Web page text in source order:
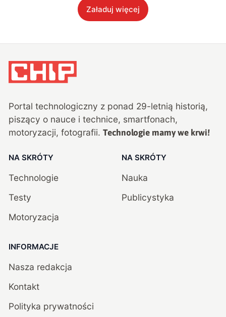
Załaduj więcej
Portal technologiczny z ponad 29-letnią historią,
piszący o nauce i technice, smartfonach,
motoryzacji, fotografii. Technologie mamy we krwi!
NA SKRÓTY
Technologie
Testy
Motoryzacja
NA SKRÓTY
Nauka
Publicystyka
INFORMACJE
Nasza redakcja
Kontakt
Polityka prywatności